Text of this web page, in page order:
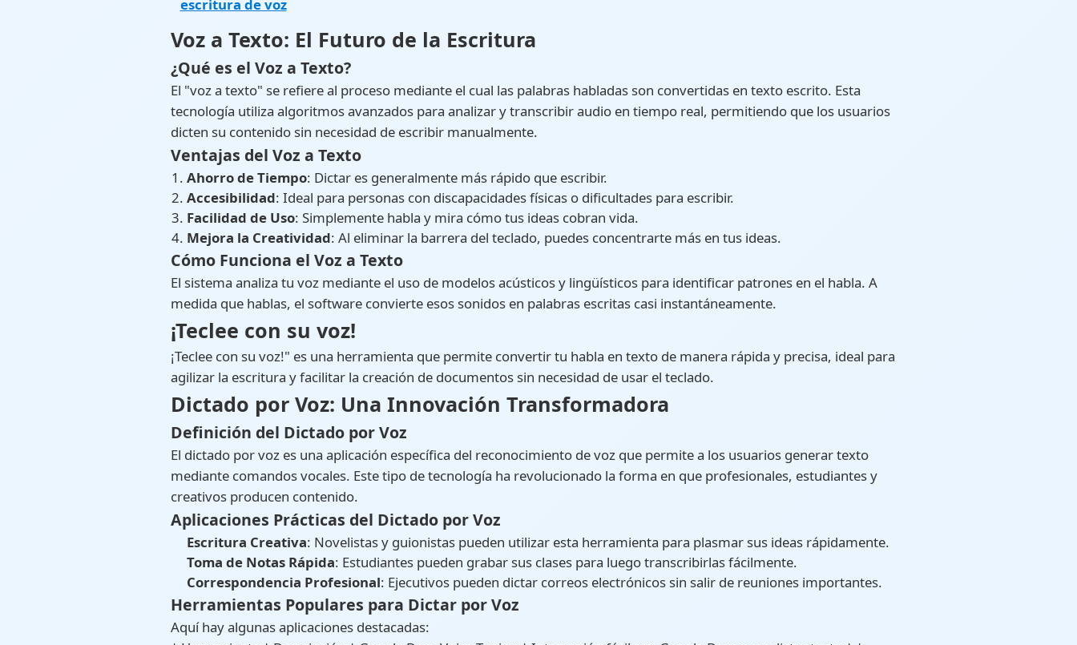
escritura de voz
Voz a Texto: El Futuro de la Escritura
¿Qué es el Voz a Texto?
El "voz a texto" se refiere al proceso mediante el cual las palabras habladas son convertidas en texto escrito. Esta
tecnología utiliza algoritmos avanzados para analizar y transcribir audio en tiempo real, permitiendo que los usuarios
dicten su contenido sin necesidad de escribir manualmente.
Ventajas del Voz a Texto
Ahorro de Tiempo: Dictar es generalmente más rápido que escribir.
Accesibilidad: Ideal para personas con discapacidades físicas o dificultades para escribir.
Facilidad de Uso: Simplemente habla y mira cómo tus ideas cobran vida.
Mejora la Creatividad: Al eliminar la barrera del teclado, puedes concentrarte más en tus ideas.
Cómo Funciona el Voz a Texto
El sistema analiza tu voz mediante el uso de modelos acústicos y lingüísticos para identificar patrones en el habla. A
medida que hablas, el software convierte esos sonidos en palabras escritas casi instantáneamente.
¡Teclee con su voz!
¡Teclee con su voz!" es una herramienta que permite convertir tu habla en texto de manera rápida y precisa, ideal para
agilizar la escritura y facilitar la creación de documentos sin necesidad de usar el teclado.
Dictado por Voz: Una Innovación Transformadora
Definición del Dictado por Voz
El dictado por voz es una aplicación específica del reconocimiento de voz que permite a los usuarios generar texto
mediante comandos vocales. Este tipo de tecnología ha revolucionado la forma en que profesionales, estudiantes y
creativos producen contenido.
Aplicaciones Prácticas del Dictado por Voz
Escritura Creativa: Novelistas y guionistas pueden utilizar esta herramienta para plasmar sus ideas rápidamente.
Toma de Notas Rápida: Estudiantes pueden grabar sus clases para luego transcribirlas fácilmente.
Correspondencia Profesional: Ejecutivos pueden dictar correos electrónicos sin salir de reuniones importantes.
Herramientas Populares para Dictar por Voz
Aquí hay algunas aplicaciones destacadas: